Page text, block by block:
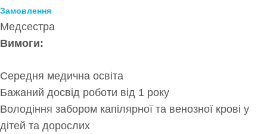
Замовлення
Медсестра
Вимоги:
Середня медична освіта
Бажаний досвід роботи від 1 року
Володіння забором капілярної та венозної крові у
дітей та дорослих